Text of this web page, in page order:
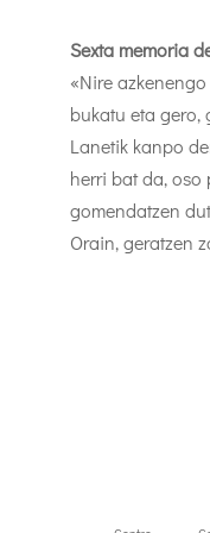
Sexta memoria
«Nire
bukatu eta
Lanetik kanpo
herri bat da, oso
gomendatzen
Orain, geratzen